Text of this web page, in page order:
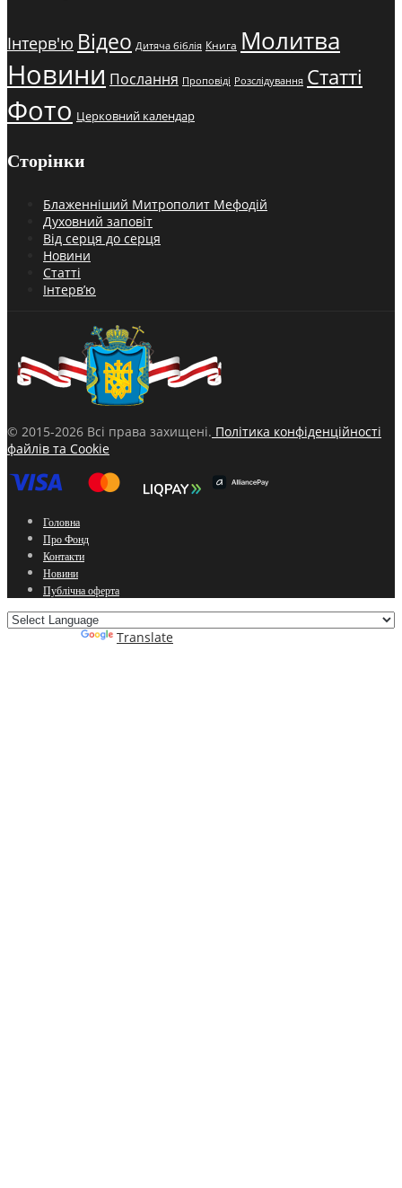
Інтерв'ю Відео Дитяча біблія Книга Молитва
Новини Послання Проповіді Розслідування Статті
Фото Церковний календар
Сторінки
Блаженніший Митрополит Мефодій
Духовний заповіт
Від серця до серця
Новини
Статті
Інтерв’ю
© 2015-2026 Всі права захищені. Політика конфіденційності
файлів та Cookie
Головна
Про Фонд
Контакти
Новини
Публічна оферта
Translate